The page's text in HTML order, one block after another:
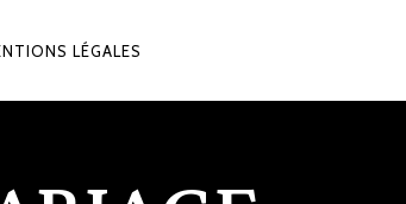
LÉGALES